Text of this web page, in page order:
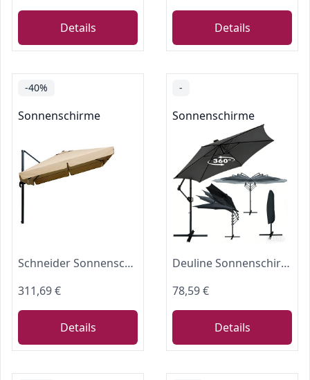
Details Details
-40%
Sonnenschirme
Schneider Sonnenschirm Rhodos, Natur, 300 x 300 cm quadratisch, 782-02, Gestell Alu/Stahl, Bespannung Polyester, 24 kg
311,69 €
Details
-
Sonnenschirme
Deuline Sonnenschirm Ø300cm ALU 360° drehbar Ampelschirm + Schutzhülle + Ständer UV-Schutz Wasserabweisende Bespannung Gartenschirm Marktschirm Mallorca-Elite 521815
78,59 €
Details